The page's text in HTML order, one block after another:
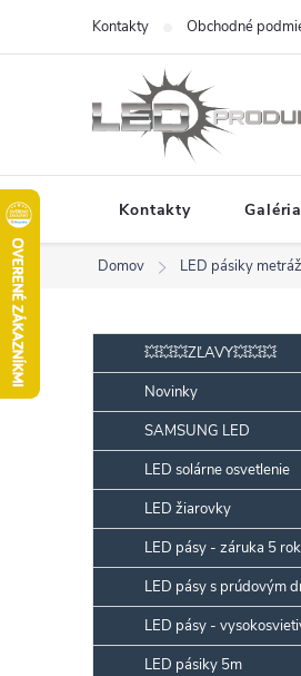
obsah
Kontakty Obchodné
Kontakty Galéria
Domov LED pásiky metráž
o
č
n
a
n
e
Preskočiť
kategórie💥💥💥ZĽAVY💥💥💥
Novinky
SAMSUNG LED
LED solárne osvetlenie
LED žiarovky
LED pásy - záruka 5
LED pásy s prúdovým
LED pásy -
LED pásiky 5m